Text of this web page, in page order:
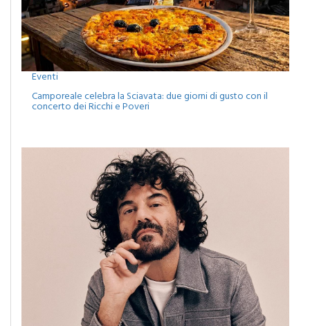
Eventi
Camporeale celebra la Sciavata: due giorni di gusto con il
concerto dei Ricchi e Poveri